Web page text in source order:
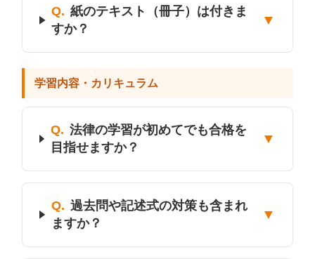
Q. 紙のテキスト（冊子）は付きま
すか？
▼
学習内容・カリキュラム
Q. 法律の学習が初めてでも合格を
目指せますか？
▼
Q. 過去問や記述式の対策も含まれ
ますか？
▼